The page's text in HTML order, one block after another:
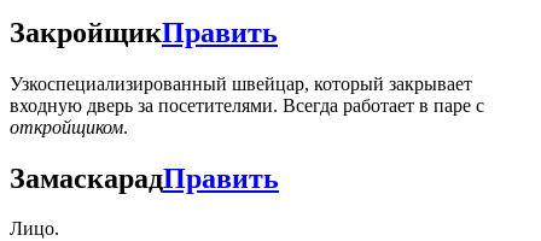
ЗакройщикПравить
Узкоспециализированный швейцар, который закрывает
входную дверь за посетителями. Всегда работает в паре с
откройщиком.
ЗамаскарадПравить
Лицо.